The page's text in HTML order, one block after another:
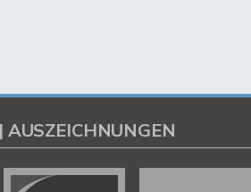
AUSZEICHNUNGEN